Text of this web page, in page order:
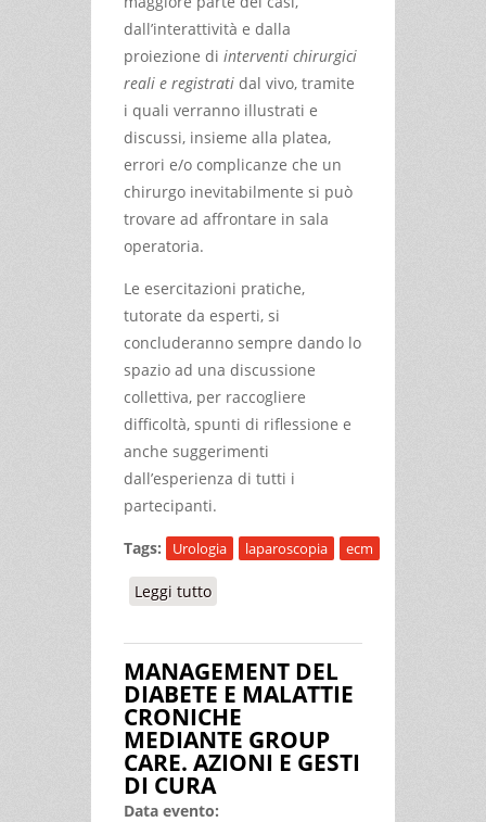
dall’interattività e dalla
proiezione di interventi chirurgici
reali e registrati dal vivo, tramite
i quali verranno illustrati e
discussi, insieme alla platea,
errori e/o complicanze che un
chirurgo inevitabilmente si può
trovare ad affrontare in sala
operatoria.
Le esercitazioni pratiche,
tutorate da esperti, si
concluderanno sempre dando lo
spazio ad una discussione
collettiva, per raccogliere
difficoltà, spunti di riflessione e
anche suggerimenti
dall’esperienza di tutti i
partecipanti.
Tags: Urologia laparoscopia ecm
Leggi tutto
didattica alla laparoscopia)
MANAGEMENT DEL
DIABETE E MALATTIE
CRONICHE
MEDIANTE GROUP
CARE. AZIONI E GESTI
DI CURA
Data evento: